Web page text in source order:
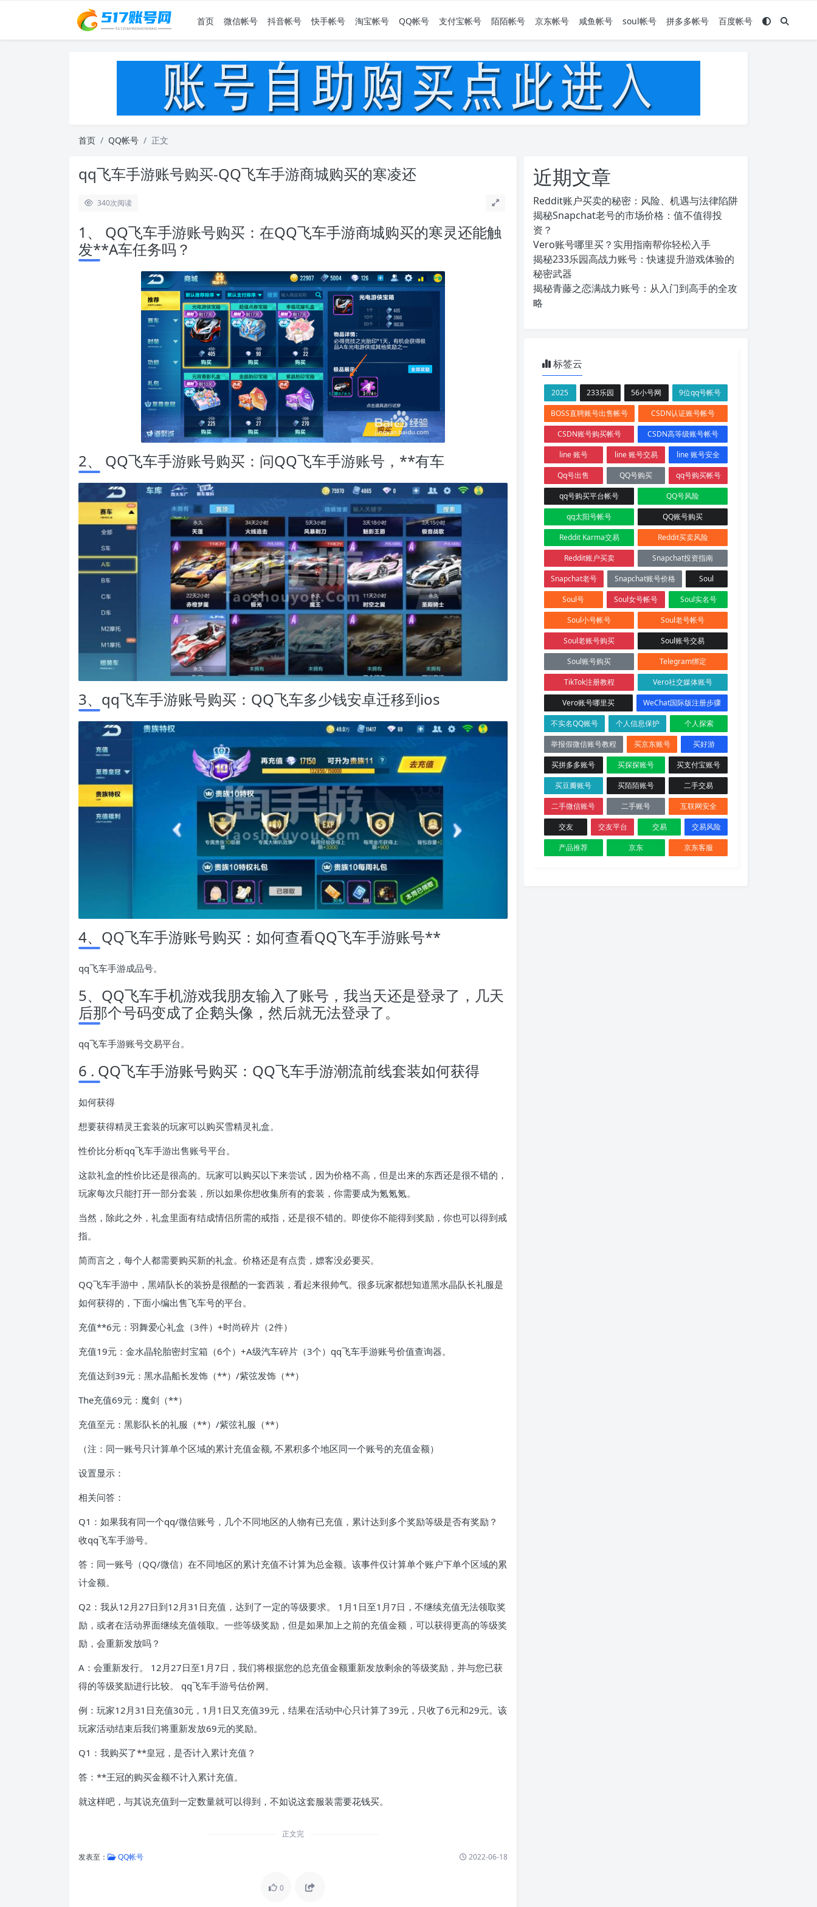
首页 微信帐号 抖音帐号 快手帐号 淘宝帐号 QQ帐号 支付宝帐号 陌陌帐号 京东帐号 咸鱼帐号 soul帐号 拼多多帐号 百度帐号
首页 QQ帐号 正文
qq飞车手游账号购买-QQ飞车手游商城购买的寒凌还
340次阅读
1、 QQ飞车手游账号购买：在QQ飞车手游商城购买的寒灵还能触
发**A车任务吗？
2、 QQ飞车手游账号购买：问QQ飞车手游账号，**有车
3、qq飞车手游账号购买：QQ飞车多少钱安卓迁移到ios
4、QQ飞车手游账号购买：如何查看QQ飞车手游账号**
qq飞车手游成品号。
5、QQ飞车​​​​手机游戏我朋友输入了账号，我当天还是登录了，几天
后那个号码变成了企鹅头像，然后就无法登录了。
qq飞车手游账号交易平台。
6 . QQ飞车手游账号购买：QQ飞车手游潮流前线套装如何获得
如何获得
想要获得精灵王套装的玩家可以购买雪精灵礼盒。
性价比分析qq飞车手游出售账号平台。
这款礼盒的性价比还是很高的。玩家可以购买以下来尝试，因为价格不高，但是出来的东西还是很不错的，
玩家每次只能打开一部分套装，所以如果你想收集所有的套装，你需要成为氪氪氪。
当然，除此之外，礼盒里面有结成情侣所需的戒指，还是很不错的。即使你不能得到奖励，你也可以得到戒
指。
简而言之，每个人都需要购买新的礼盒。价格还是有点贵，嫖客没必要买。
QQ飞车手游中，黑靖队长的装扮是很酷的一套西装，看起来很帅气。很多玩家都想知道黑水晶队长礼服是
如何获得的，下面小编出售飞车号的平台。
充值**6元：羽舞爱心礼盒（3件）+时尚碎片（2件）
充值19元：金水晶轮胎密封宝箱（6个）+A级汽车碎片（3个）qq飞车手游账号价值查询器。
充值达到39元：黑水晶船长发饰（**）/紫弦发饰（**）
The充值69元：魔剑（**）
充值至元：黑影队长的礼服（**）/紫弦礼服（**）
（注：同一账号只计算单个区域的累计充值金额, 不累积多个地区同一个账号的充值金额）
设置显示：
相关问答：
Q1：如果我有同一个qq/微信账号，几个不同地区的人物有已充值，累计达到多个奖励等级是否有奖励？
收qq飞车手游号。
答：同一账号（QQ/微信）在不同地区的累计充值不计算为总金额。该事件仅计算单个账户下单个区域的累
计金额。
Q2：我从12月27日到12月31日充值，达到了一定的等级要求。 1月1日至1月7日，不继续充值无法领取奖
励，或者在活动界面继续充值领取。一些等级奖励，但是如果加上之前的充值金额，可以获得更高的等级奖
励，会重新发放吗？
A：会重新发行。 12月27日至1月7日，我们将根据您的总充值金额重新发放剩余的等级奖励，并与您已获
得的等级奖励进行比较。 qq飞车手游号估价网。
例：玩家12月31日充值30元，1月1日又充值39元，结果在活动中心只计算了39元，只收了6元和29元。该
玩家活动结束后我们将重新发放69元的奖励。
Q1：我购买了**皇冠，是否计入累计充值？
答：**王冠的购买金额不计入累计充值。
就这样吧，与其说充值到一定数量就可以得到，不如说这套服装需要花钱买。
正文完
发表至： QQ帐号 2022-06-18
0
近期文章
Reddit账户买卖的秘密：风险、机遇与法律陷阱
揭秘Snapchat老号的市场价格：值不值得投
资？
Vero账号哪里买？实用指南帮你轻松入手
揭秘233乐园高战力账号：快速提升游戏体验的
秘密武器
揭秘青藤之恋满战力账号：从入门到高手的全攻
略
标签云
2025 233乐园 56小号网
9位qq号帐号
BOSS直聘账号出售帐号
CSDN认证账号帐号
CSDN账号购买帐号
CSDN高等级账号帐号
line 账号
line 账号交易
line 账号安全
Qq号出售
QQ号购买
qq号购买帐号
qq号购买平台帐号
QQ号风险
qq太阳号帐号
QQ账号购买
Reddit Karma交易
Reddit买卖风险
Reddit账户买卖
Snapchat投资指南
Snapchat老号
Snapchat账号价格
Soul
Soul号
Soul女号帐号
Soul实名号
Soul小号帐号
Soul老号帐号
Soul老账号购买
Soul账号交易
Soul账号购买
Telegram绑定
TikTok注册教程
Vero社交媒体账号
Vero账号哪里买
WeChat国际版注册步骤
不实名QQ账号
个人信息保护
个人探索
举报假微信账号教程
买京东账号
买好游
买拼多多账号
买探探账号
买支付宝账号
买豆瓣账号
买陌陌账号
二手交易
二手微信账号
二手账号
互联网安全
交友
交友平台 交易
交易风险
产品推荐
京东 京东客服